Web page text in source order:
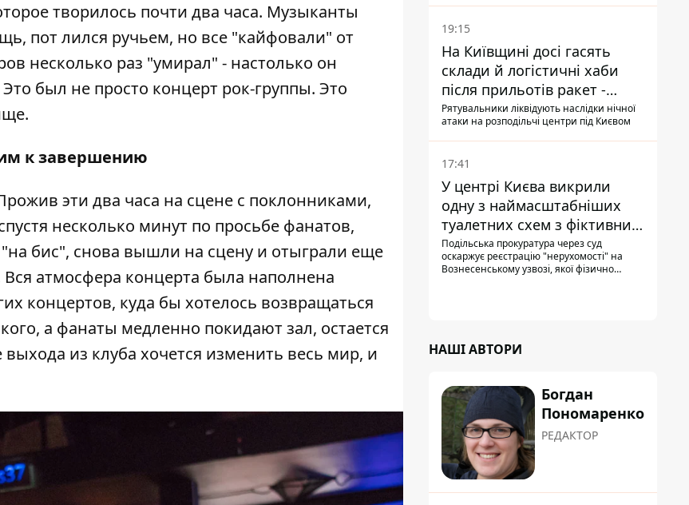
творилось почти два часа. Музыканты
пот лился ручьем, но все "кайфовали" от
несколько раз "умирал" - настолько он
был не просто концерт рок-группы. Это
к завершению
эти два часа на сцене с поклонниками,
несколько минут по просьбе фанатов,
бис", снова вышли на сцену и отыграли еще
атмосфера концерта была наполнена
концертов, куда бы хотелось возвращаться
а фанаты медленно покидают зал, остается
из клуба хочется изменить весь мир, и
19:15
На Київщині досі гасять
склади й логістичні хаби
після прильотів ракет -
ДСНС
Рятувальники ліквідують наслідки нічної
атаки на розподільчі центри під Києвом
17:41
У центрі Києва викрили
одну з наймасштабніших
туалетних схем з фіктивним
будинком
Подільська прокуратура через суд
оскаржує реєстрацію "нерухомості" на
Вознесенському узвозі, якої фізично
НАШІ АВТОРИ
Богдан
Пономаренко
РЕДАКТОР